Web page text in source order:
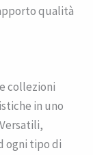
qualità
collezioni
in uno
ogni tipo di